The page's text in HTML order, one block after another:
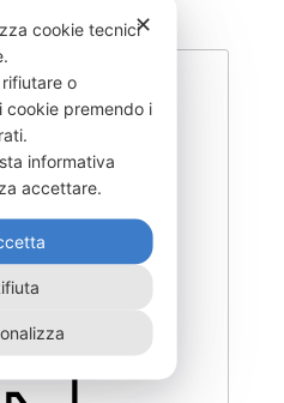
✕
cookie tecnici
o
cookie premendo i
informativa
accettare.